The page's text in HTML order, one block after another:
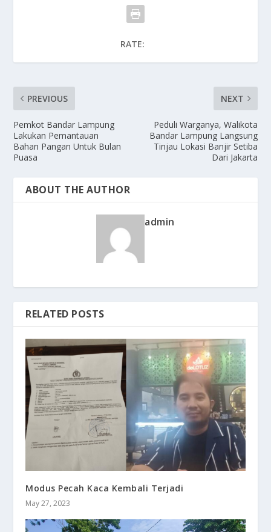
RATE:
PREVIOUS
Pemkot Bandar Lampung
Lakukan Pemantauan
Bahan Pangan Untuk Bulan
Puasa
NEXT
Peduli Warganya, Walikota
Bandar Lampung Langsung
Tinjau Lokasi Banjir Setiba
Dari Jakarta
ABOUT THE AUTHOR
admin
RELATED POSTS
Modus Pecah Kaca Kembali Terjadi
May 27, 2023